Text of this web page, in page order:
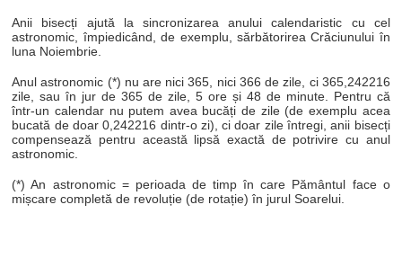
Anii bisecți ajută la sincronizarea anului calendaristic cu cel
astronomic, împiedicând, de exemplu, sărbătorirea Crăciunului în
luna Noiembrie.
Anul astronomic (*) nu are nici 365, nici 366 de zile, ci 365,242216
zile, sau în jur de 365 de zile, 5 ore și 48 de minute. Pentru că
într-un calendar nu putem avea bucăți de zile (de exemplu acea
bucată de doar 0,242216 dintr-o zi), ci doar zile întregi, anii bisecți
compensează pentru această lipsă exactă de potrivire cu anul
astronomic.
(*) An astronomic = perioada de timp în care Pământul face o
mișcare completă de revoluție (de rotație) în jurul Soarelui.